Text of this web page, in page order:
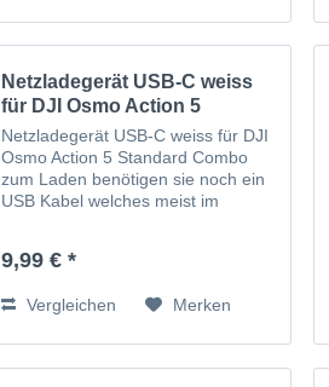
Netzladegerät USB-C weiss
für DJI Osmo Action 5
Adventure Combo
Netzladegerät USB-C weiss für DJI
Osmo Action 5 Standard Combo
zum Laden benötigen sie noch ein
USB Kabel welches meist im
9,99 € *
Vergleichen Merken